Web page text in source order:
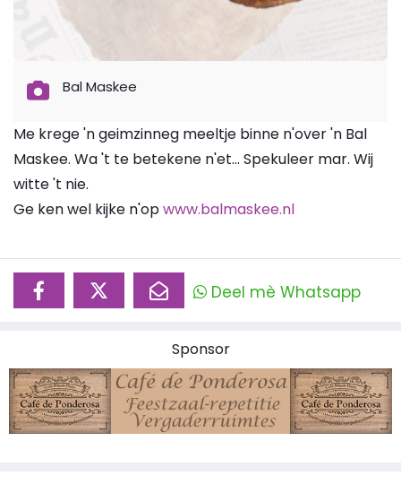
Bal Maskee
Me krege 'n geimzinneg meeltje binne n'over 'n Bal
Maskee. Wa 't te betekene n'et... Spekuleer mar. Wij
witte 't nie.
Ge ken wel kijke n'opwww.balmaskee.nl
Deel mè Whatsapp
Sponsor